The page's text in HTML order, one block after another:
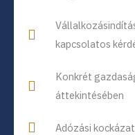
kapcsolatos
Konkrét
áttekintésében
Adózási